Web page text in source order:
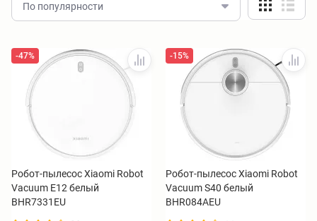
По популярности
-47%
Робот-пылесос Xiaomi Robot
Vacuum E12 белый
BHR7331EU
-15%
Робот-пылесос Xiaomi Robot
Vacuum S40 белый
BHR084AEU